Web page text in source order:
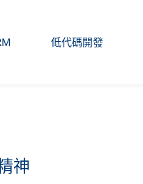
低代碼開發
神